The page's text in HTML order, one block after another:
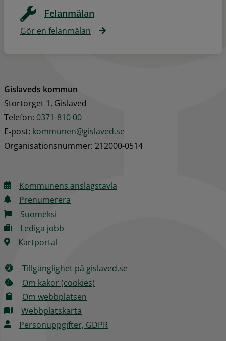
Felanmälan
Gör en felanmälan
Gislaveds kommun
Stortorget 1, Gislaved
Telefon: 0371-810 00
E‑post: kommunen@gislaved.se
Organisationsnummer: 212000-0514
Kommunens anslagstavla
Prenumerera
Suomeksi
Lediga jobb
Kartportal
Tillgänglighet på gislaved.se
Om kakor (cookies)
Om webbplatsen
Webbplatskarta
Personuppgifter, GDPR